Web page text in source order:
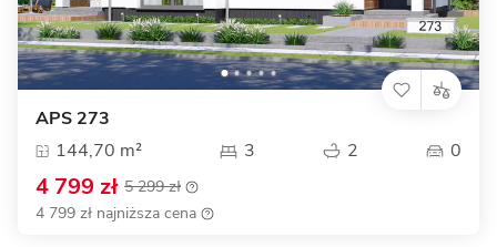
APS 273
144,70 m²
3 2 0
4 799 zł 5 299 zł
4 799 zł najniższa cena